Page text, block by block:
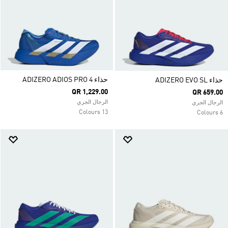
حذاء ADIZERO EVO SL
QR 659.00
الرجال الجري
6 Colours
حذاء ADIZERO ADIOS PRO 4
QR 1,229.00
الرجال الجري
13 Colours